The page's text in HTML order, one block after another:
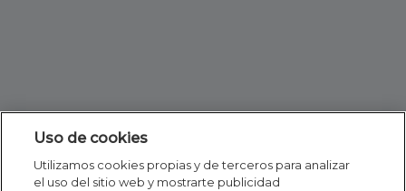
Uso de cookies
Utilizamos cookies propias y de terceros para analizar
el uso del sitio web y mostrarte publicidad